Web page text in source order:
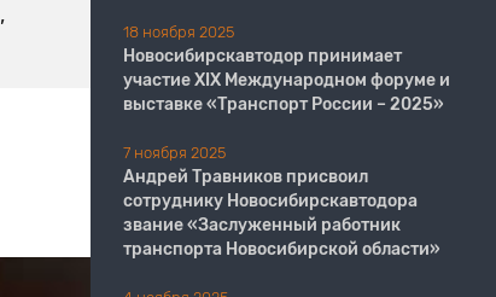
18 ноября 2025
Новосибирскавтодор принимает
участие XIX Международном форуме и
выставке «Транспорт России – 2025»
7 ноября 2025
Андрей Травников присвоил
сотруднику Новосибирскавтодора
звание «Заслуженный работник
транспорта Новосибирской области»